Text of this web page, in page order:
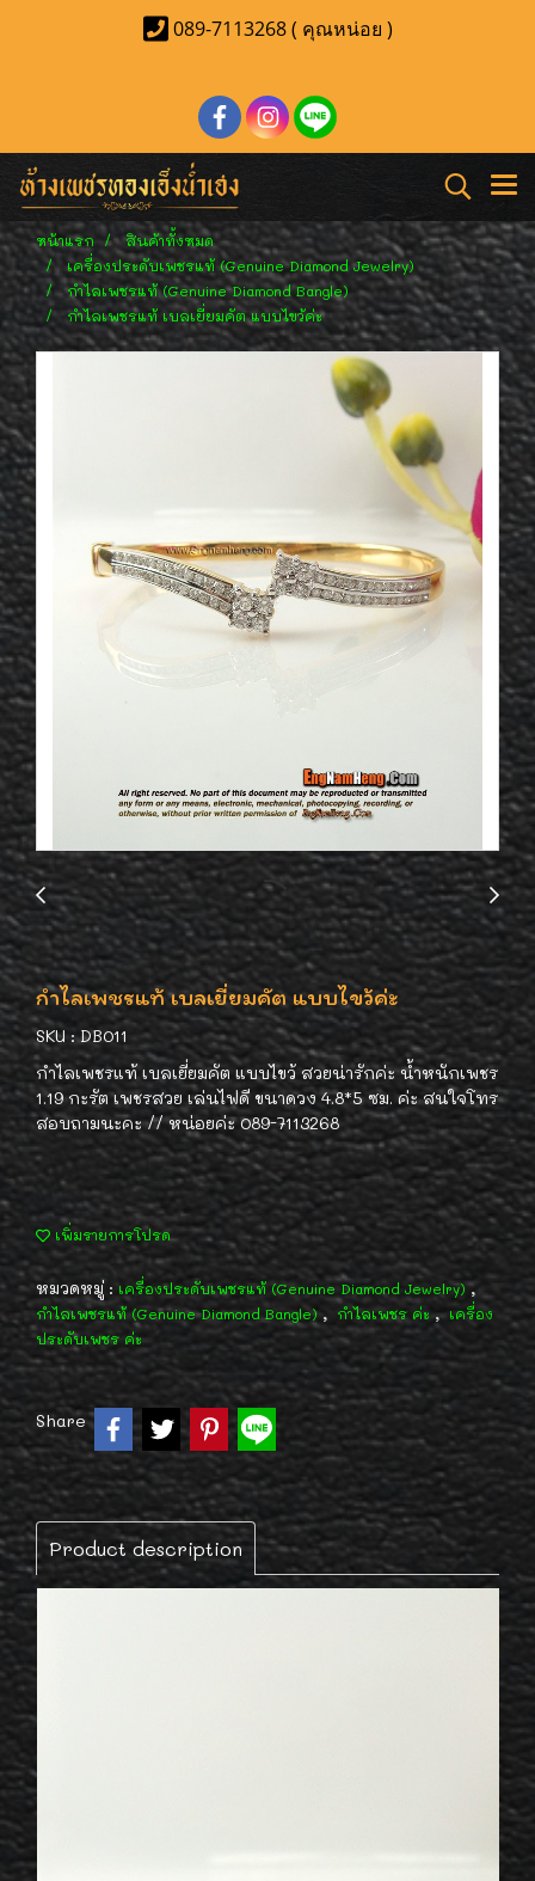
089-7113268 ( คุณหน่อย )
หน้าแรก
สินค้าทั้งหมด
เครื่องประดับเพชรแท้ (Genuine Diamond Jewelry)
กำไลเพชรแท้ (Genuine Diamond Bangle)
กำไลเพชรแท้ เบลเยี่ยมคัต แบบไขว้ค่ะ
กำไลเพชรแท้ เบลเยี่ยมคัต แบบไขว้ค่ะ
SKU : DB011
กำไลเพชรแท้ เบลเยี่ยมคัต แบบไขว้ สวยน่ารักค่ะ น้ำหนักเพชร
1.19 กะรัต เพชรสวย เล่นไฟดี ขนาดวง 4.8*5 ซม. ค่ะ สนใจโทร
สอบถามนะคะ // หน่อยค่ะ 089-7113268
เพิ่มรายการโปรด
หมวดหมู่ : เครื่องประดับเพชรแท้ (Genuine Diamond Jewelry),
กำไลเพชรแท้ (Genuine Diamond Bangle) , กำไลเพชร ค่ะ, เครื่อง
ประดับเพชร ค่ะ
Share
Product description